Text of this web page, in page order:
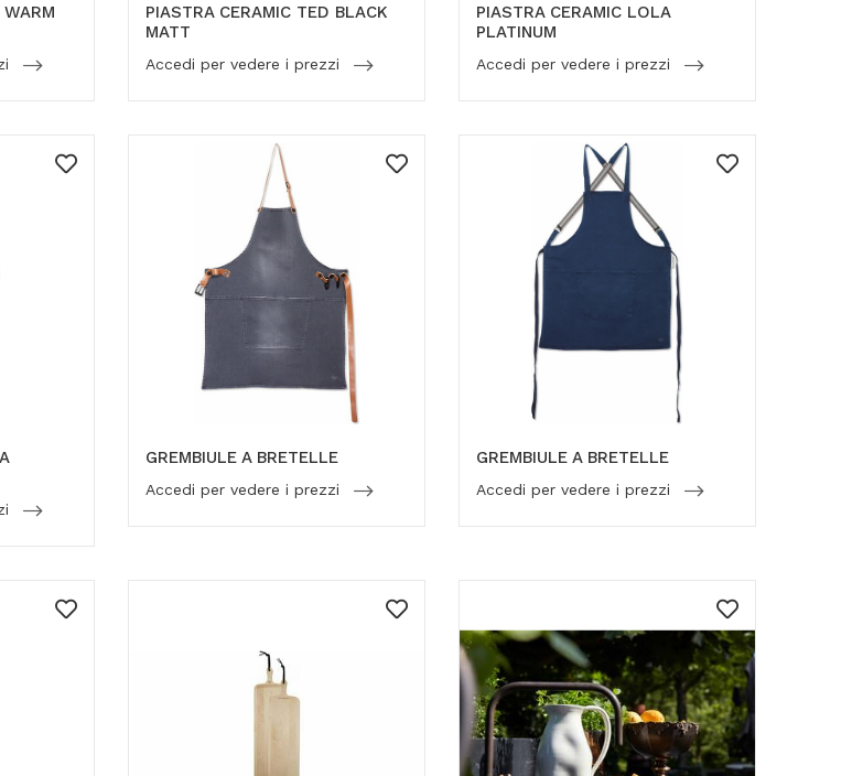
PIASTRA CERAMIC TED BLACK
MATT
Accedi per vedere i prezzi
PIASTRA CERAMIC LOLA
PLATINUM
Accedi per vedere i prezzi
GREMBIULE A BRETELLE
Accedi per vedere i prezzi
GREMBIULE A BRETELLE
Accedi per vedere i prezzi